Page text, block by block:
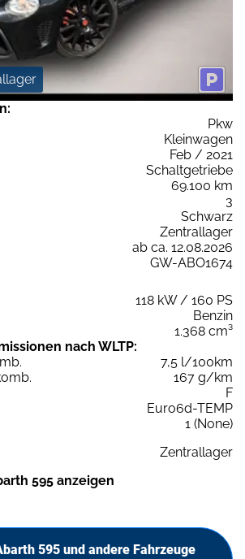
Pkw
Kleinwagen
Feb / 2021
Schaltgetriebe
69.100 km
3
Schwarz
Zentrallager
ab ca. 12.08.2026
GW-ABO1674
118 kW / 160 PS
Benzin
1.368 cm³
nach WLTP:
7,5 l/100km
167 g/km
F
Euro6d-TEMP
1 (None)
Zentrallager
595 anzeigen
595 und andere Fahrzeuge